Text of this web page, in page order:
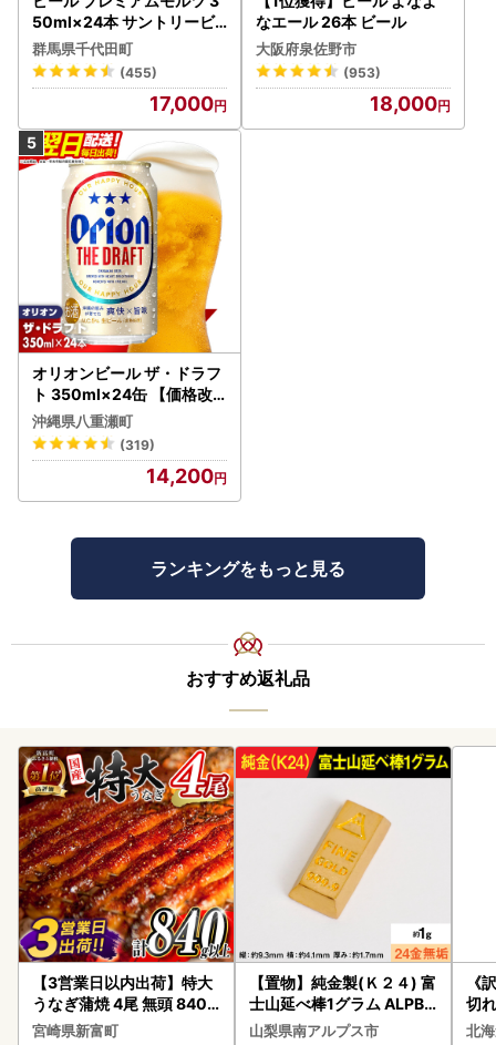
50ml×24本 サントリービ
ール
群馬県千代田町
(455)
17,000
なエール 26本 ビール
大阪府泉佐野市
(953)
18,000
オリオンビール ザ・ドラフ
ト 350ml×24缶 【価格改
定YI】
沖縄県八重瀬町
(319)
14,200
ランキングをもっと見る
おすすめ返礼品
【3営業日以内出荷】特大
うなぎ蒲焼 4尾 無頭 840g
以上 C388-840-3D
宮崎県新富町
【置物】純金製(Ｋ２４) 富
士山延べ棒1グラム ALPBK
180
山梨県南アルプス市
《
切
0g
北